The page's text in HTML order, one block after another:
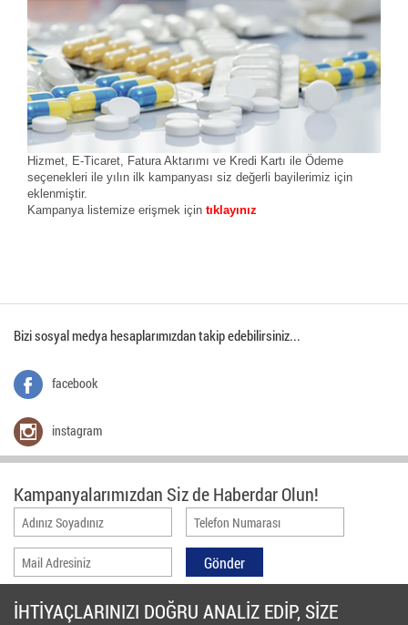
Hizmet, E-Ticaret, Fatura Aktarımı ve Kredi Kartı ile Ödeme
seçenekleri ile yılın ilk kampanyası siz değerli bayilerimiz için
eklenmiştir.
Kampanya listemize erişmek için tıklayınız
Bizi sosyal medya hesaplarımızdan takip edebilirsiniz...
facebook
instagram
Kampanyalarımızdan Siz de Haberdar Olun!
İHTİYAÇLARINIZI DOĞRU ANALİZ EDİP, SİZE